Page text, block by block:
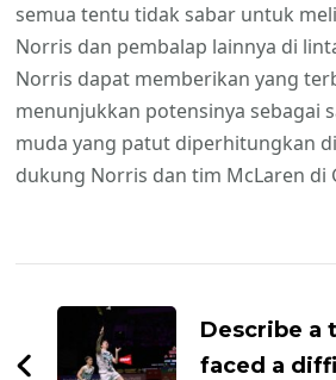
semua tentu tidak sabar untuk
Norris dan pembalap lainnya di
Norris dapat memberikan yang
menunjukkan potensinya sebagai
muda yang patut diperhitungkan
dukung Norris dan tim McLaren di
Artikel
Describe a
faced a